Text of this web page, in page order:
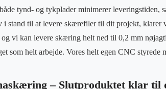
tynd- og tykplader minimerer
i stand til at levere skærefiler til dit projekt,
vi kan levere skæring helt ned til 0,2 mm
som helt arbejde. Vores helt egen CNC
– Slutproduktet klar til